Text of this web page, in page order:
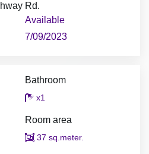
Rd.
Available
7/09/2023
Bathroom
x1
Room area
37 sq.meter.